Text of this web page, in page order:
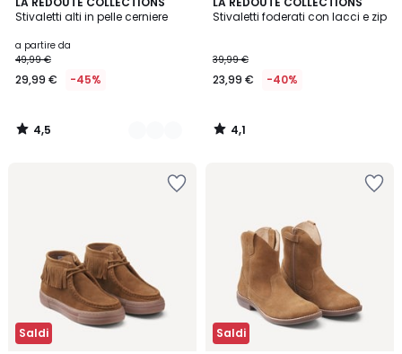
Stivaletti alti in pelle cerniere
a partire da
49,99 €
29,99 € -45%
/ 5
2
Colori
4,5
/
Stivaletti foderati con lacci e zip
39,99 €
23,99 € -40%
/ 5
4,1
/
Saldi Saldi